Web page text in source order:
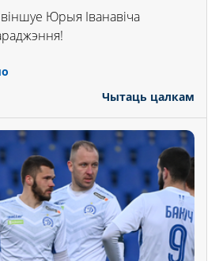
Юрыя Іванавіча
Чытаць цалкам